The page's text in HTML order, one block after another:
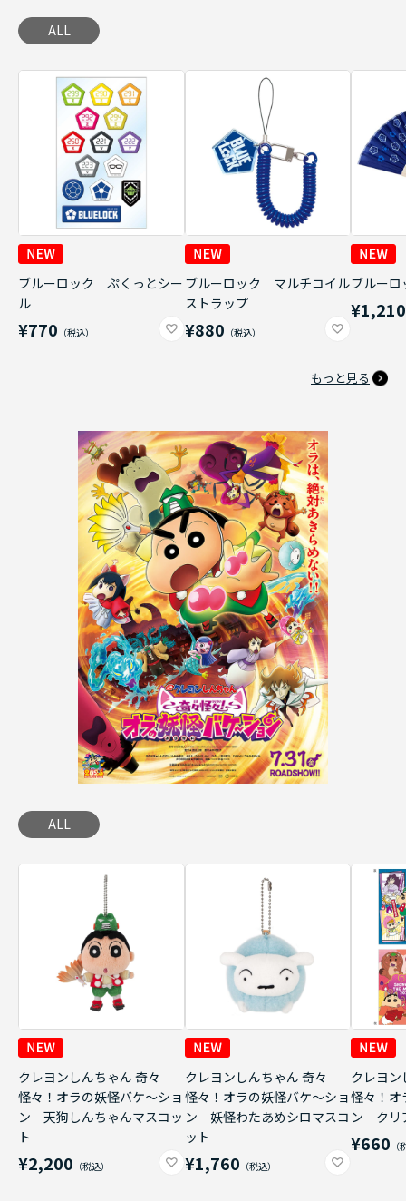
ALL
ブルーロック ぷくっとシー
ル
¥770
ブルーロック マルチコイル
ストラップ
¥880
ブルー
¥1,210
もっと見る
ALL
クレヨンしんちゃん 奇々
怪々！オラの妖怪バケ～ショ
ン 天狗しんちゃんマスコッ
ト
¥2,200
クレヨンしんちゃん 奇々
怪々！オラの妖怪バケ～ショ
ン 妖怪わたあめシロマスコ
ット
¥1,760
クレヨン
怪々！オ
ン クリ
¥660